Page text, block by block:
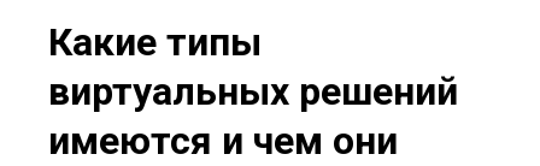
Какие типы
виртуальных решений
имеются и чем они